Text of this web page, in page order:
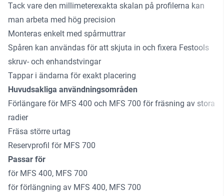
Tack vare den millimeterexakta skalan på profilerna kan
man arbeta med hög precision
Monteras enkelt med spårmuttrar
Spåren kan användas för att skjuta in och fixera Festools
skruv- och enhandstvingar
Tappar i ändarna för exakt placering
Huvudsakliga användningsområden
Förlängare för MFS 400 och MFS 700 för fräsning av stora
radier
Fräsa större urtag
Reservprofil för MFS 700
Passar för
för MFS 400, MFS 700
för förlängning av MFS 400, MFS 700